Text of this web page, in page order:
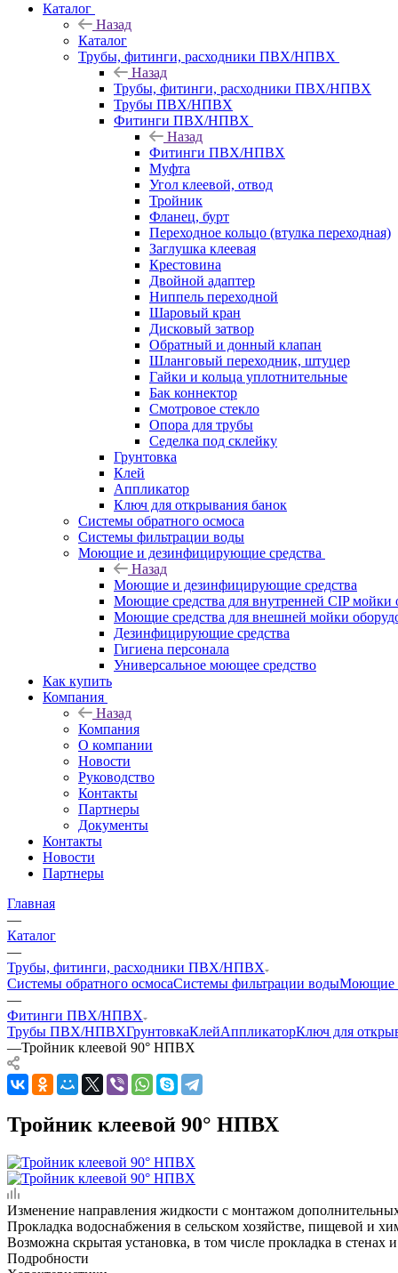
Каталог
Назад
Каталог
Трубы, фитинги, расходники ПВХ/НПВХ
Назад
Трубы, фитинги, расходники ПВХ/НПВХ
Трубы ПВХ/НПВХ
Фитинги ПВХ/НПВХ
Назад
Фитинги ПВХ/НПВХ
Муфта
Угол клеевой, отвод
Тройник
Фланец, бурт
Переходное кольцо (втулка переходная)
Заглушка клеевая
Крестовина
Двойной адаптер
Ниппель переходной
Шаровый кран
Дисковый затвор
Обратный и донный клапан
Шланговый переходник, штуцер
Гайки и кольца уплотнительные
Бак коннектор
Смотровое стекло
Опора для трубы
Седелка под склейку
Грунтовка
Клей
Аппликатор
Ключ для открывания банок
Системы обратного осмоса
Системы фильтрации воды
Моющие и дезинфицирующие средства
Назад
Моющие и дезинфицирующие средства
Моющие средства для внутренней CIP мойки
Моющие средства для внешней мойки
Дезинфицирующие средства
Гигиена персонала
Универсальное моющее средство
Как купить
Компания
Назад
Компания
О компании
Новости
Руководство
Контакты
Партнеры
Документы
Контакты
Новости
Партнеры
Главная
—
Каталог
—
Трубы, фитинги, расходники ПВХ/НПВХ
Системы обратного осмосаСистемы фильтрации водыМоющие
—
Фитинги ПВХ/НПВХ
Трубы ПВХ/НПВХГрунтовкаКлейАппликаторКлюч для
—Тройник клеевой 90° НПВХ
Тройник клеевой 90° НПВХ
Изменение направления жидкости с монтажом
Прокладка водоснабжения в сельском хозяйстве, пищевой и
Возможна скрытая установка, в том числе прокладка в стенах
Подробности